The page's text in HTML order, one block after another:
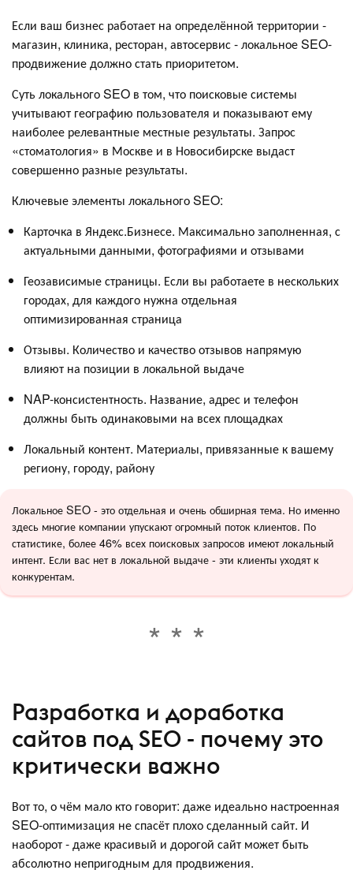
Если ваш бизнес работает на определённой территории -
магазин, клиника, ресторан, автосервис - локальное SEO-
продвижение должно стать приоритетом.
Суть локального SEO в том, что поисковые системы
учитывают географию пользователя и показывают ему
наиболее релевантные местные результаты. Запрос
«стоматология» в Москве и в Новосибирске выдаст
совершенно разные результаты.
Ключевые элементы локального SEO:
Карточка в Яндекс.Бизнесе. Максимально заполненная, с
актуальными данными, фотографиями и отзывами
Геозависимые страницы. Если вы работаете в нескольких
городах, для каждого нужна отдельная
оптимизированная страница
Отзывы. Количество и качество отзывов напрямую
влияют на позиции в локальной выдаче
NAP-консистентность. Название, адрес и телефон
должны быть одинаковыми на всех площадках
Локальный контент. Материалы, привязанные к вашему
региону, городу, району
Локальное SEO - это отдельная и очень обширная тема. Но именно
здесь многие компании упускают огромный поток клиентов. По
статистике, более 46% всех поисковых запросов имеют локальный
интент. Если вас нет в локальной выдаче - эти клиенты уходят к
конкурентам.
Разработка и доработка
сайтов под SEO - почему это
критически важно
Вот то, о чём мало кто говорит: даже идеально настроенная
SEO-оптимизация не спасёт плохо сделанный сайт. И
наоборот - даже красивый и дорогой сайт может быть
абсолютно непригодным для продвижения.